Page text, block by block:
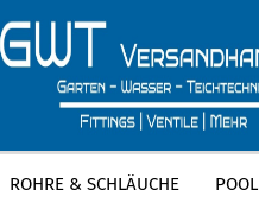
ROHRE & SCHLÄUCHE POOL
Startseite » Fittings & Armaturen »